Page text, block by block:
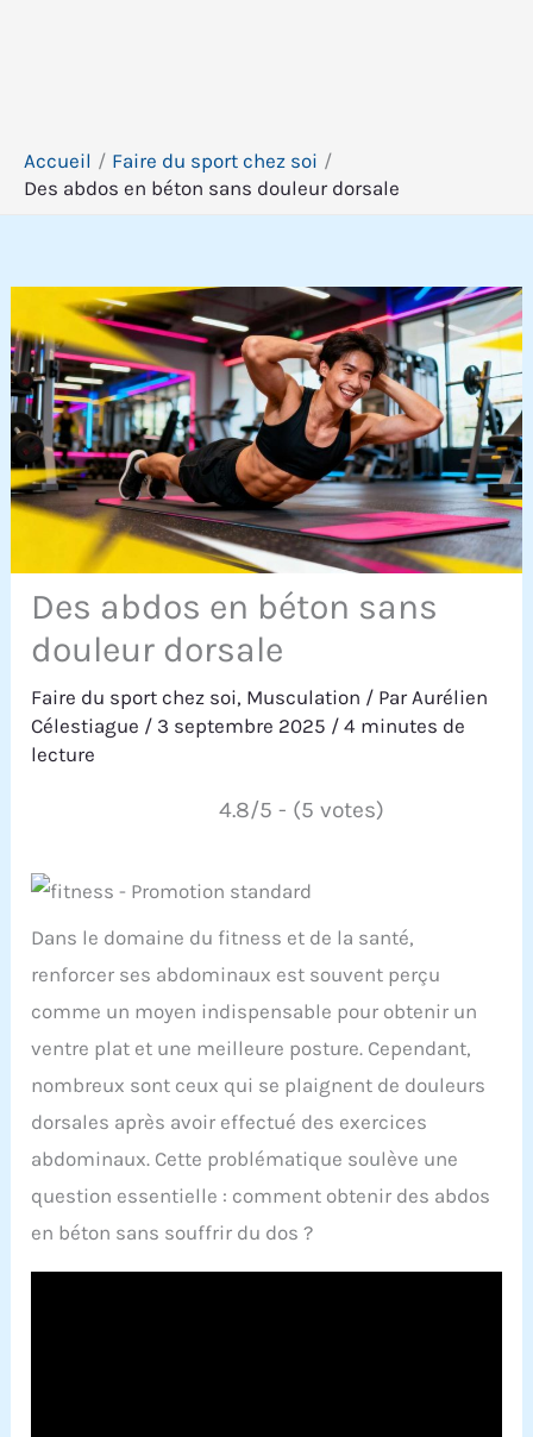
Accueil
Faire du sport chez soi
Des abdos en béton sans douleur dorsale
Des abdos en béton sans
douleur dorsale
Faire du sport chez soi, Musculation / ParAurélien
Célestiague / 3 septembre 2025 /4 minutes de
lecture
4.8/5 - (5 votes)
Dans le domaine du fitness et de la santé,
renforcer ses abdominaux est souvent perçu
comme un moyen indispensable pour obtenir un
ventre plat et une meilleure posture. Cependant,
nombreux sont ceux qui se plaignent de douleurs
dorsales après avoir effectué des exercices
abdominaux. Cette problématique soulève une
question essentielle : comment obtenir des abdos
en béton sans souffrir du dos ?